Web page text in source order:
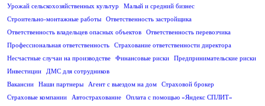
Урожай сельскохозяйственных культур
Малый и средний бизнес
Строительно-монтажные работы
Ответственность застройщика
Ответственность владельцев опасных объектов
Ответственность перевозчика
Профессиональная ответственность
Страхование ответственности директора
Несчастные случаи на производстве
Финансовые риски
Предпринимательские риски
Инвестиции
ДМС для сотрудников
Вакансии
Наши партнеры Агент с выездом на дом
Страховой брокер
Страховые компании
Автострахование
Оплата с помощью «Яндекс СПЛИТ»